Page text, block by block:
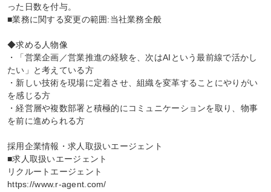
った日数を付与。
■業務に関する変更の範囲:当社業務全般
◆求める人物像
・「営業企画／営業推進の経験を、次はAIという最前線で活かし
たい」と考えている方
・新しい技術を現場に定着させ、組織を変革することにやりがい
を感じる方
・経営層や複数部署と積極的にコミュニケーションを取り、物事
を前に進められる方
採用企業情報・求人取扱いエージェント
■求人取扱いエージェント
リクルートエージェント
https://www.r-agent.com/